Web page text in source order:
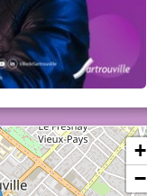
+
−